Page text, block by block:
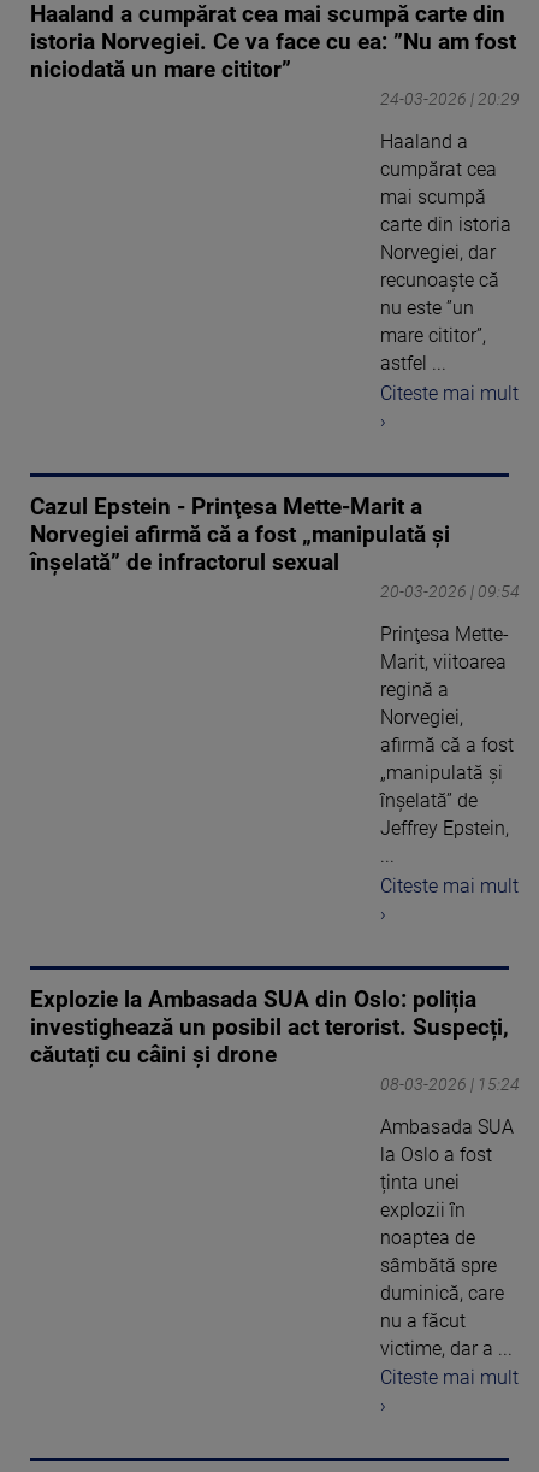
Haaland a cumpărat cea mai scumpă carte din
istoria Norvegiei. Ce va face cu ea: ”Nu am fost
niciodată un mare cititor”
24-03-2026 | 20:29
Haaland a
cumpărat cea
mai scumpă
carte din istoria
Norvegiei, dar
recunoaște că
nu este ”un
mare cititor”,
astfel ...
Citeste mai mult
›
Cazul Epstein - Prinţesa Mette-Marit a
Norvegiei afirmă că a fost „manipulată şi
înşelată” de infractorul sexual
20-03-2026 | 09:54
Prinţesa Mette-
Marit, viitoarea
regină a
Norvegiei,
afirmă că a fost
„manipulată şi
înşelată” de
Jeffrey Epstein,
...
Citeste mai mult
›
Explozie la Ambasada SUA din Oslo: poliția
investighează un posibil act terorist. Suspecți,
căutați cu câini și drone
08-03-2026 | 15:24
Ambasada SUA
la Oslo a fost
ținta unei
explozii în
noaptea de
sâmbătă spre
duminică, care
nu a făcut
victime, dar a ...
Citeste mai mult
›